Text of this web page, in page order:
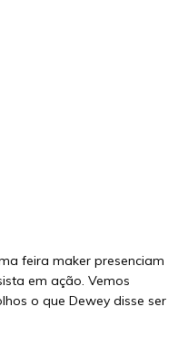
feira maker presenciam
em ação. Vemos
o que Dewey disse ser